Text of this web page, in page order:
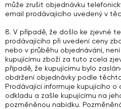
může zrušit objednávku
email prodávajícího uvedený v
8. V případě, že došlo ke zjevné
prodávajícího při uvedení ceny
nebo v průběhu objednávání,
kupujícímu zboží za tuto zcela
případě, že kupujícímu bylo
obdržení objednávky podle
Prodávající informuje kupujícího
odkladu a zašle kupujícímu na
pozměněnou nabídku.